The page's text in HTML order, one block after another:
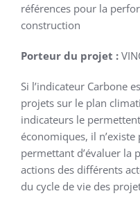
références pour la
construction
Porteur du projet :
Si l’indicateur Carbone
projets sur le plan
indicateurs le
économiques, il
permettant d’évaluer la
actions des différents
du cycle de vie des